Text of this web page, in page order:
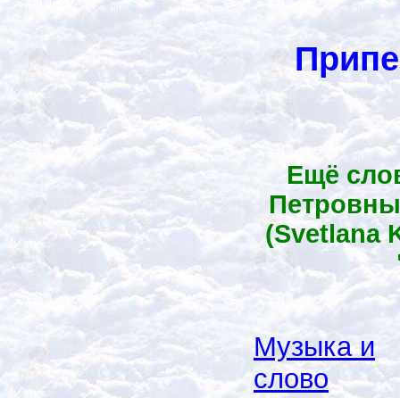
Ещё
(Svetlana
Музыка и
слово